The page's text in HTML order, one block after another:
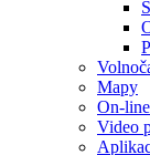
Mapy
On-
Video